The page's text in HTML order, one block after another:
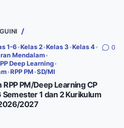
INI
1-6 •Kelas 2•Kelas 3 •Kelas 4•
Mendalam •
Deep Learning•
•RPP PM •SD/MI
0
PM/Deep Learning CP
Semester 1 dan 2 Kurikulum
2027